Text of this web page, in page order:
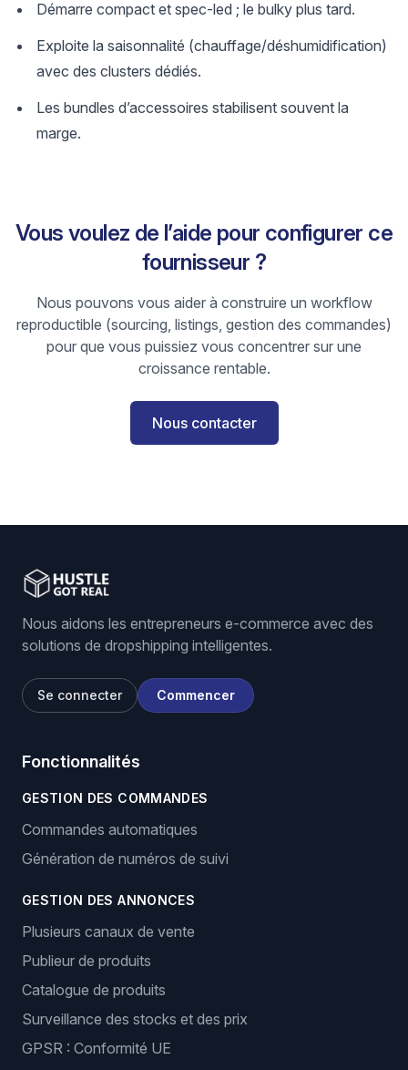
Démarre compact et spec-led ; le bulky plus tard.
Exploite la saisonnalité (chauffage/déshumidification)
avec des clusters dédiés.
Les bundles d’accessoires stabilisent souvent la
marge.
Vous voulez de l’aide pour configurer ce
fournisseur ?
Nous pouvons vous aider à construire un workflow
reproductible (sourcing, listings, gestion des commandes)
pour que vous puissiez vous concentrer sur une
croissance rentable.
Nous contacter
Nous aidons les entrepreneurs e-commerce avec des
solutions de dropshipping intelligentes.
Se connecter Commencer
Fonctionnalités
GESTION DES COMMANDES
Commandes automatiques
Génération de numéros de suivi
GESTION DES ANNONCES
Plusieurs canaux de vente
Publieur de produits
Catalogue de produits
Surveillance des stocks et des prix
GPSR : Conformité UE